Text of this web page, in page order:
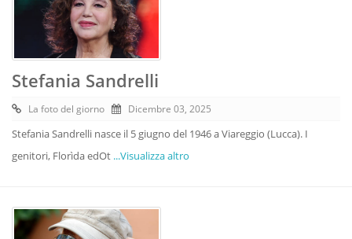
Stefania Sandrelli
La foto del giorno Dicembre 03, 2025
Stefania Sandrelli nasce il 5 giugno del 1946 a Viareggio (Lucca). I
genitori, Florìda edOt ...Visualizza altro